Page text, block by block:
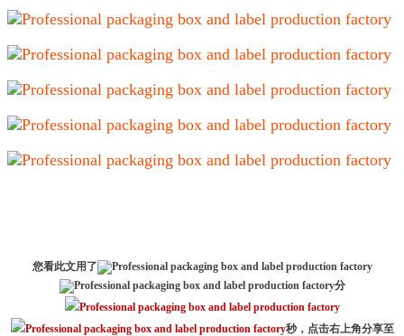
您看此文用了
分
秒，点击右上角分享至